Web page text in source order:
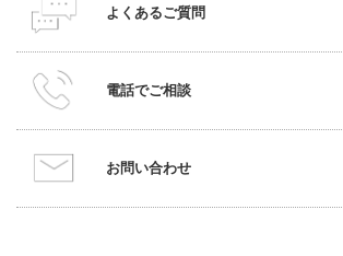
よくあるご質問
電話でご相談
お問い合わせ